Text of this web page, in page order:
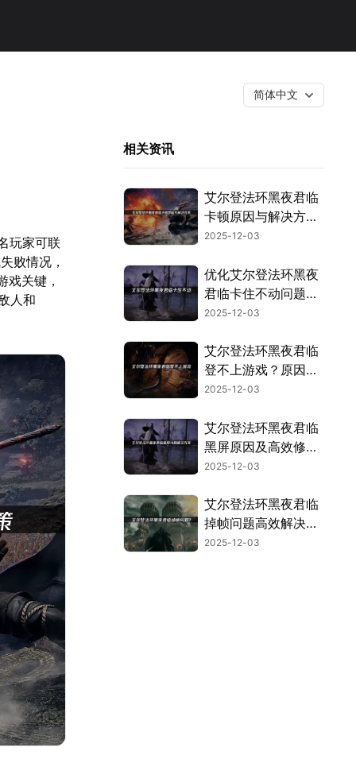
简体中文
玩家可联
败情况，
关键，
人和
相关资讯
艾尔登法环黑夜君临
卡顿原因与解决方
案！
2025-12-03
优化艾尔登法环黑夜
君临卡住不动问题：
网络与设置解决指
2025-12-03
艾尔登法环黑夜君临
登不上游戏？原因分
析与解决指南！
2025-12-03
艾尔登法环黑夜君临
黑屏原因及高效修复
指南！
2025-12-03
艾尔登法环黑夜君临
掉帧问题高效解决指
南！
2025-12-03